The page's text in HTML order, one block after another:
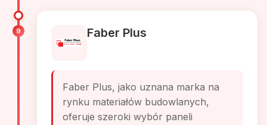
9 Faber Plus
Faber Plus, jako uznana marka na
rynku materiałów budowlanych,
oferuje szeroki wybór paneli